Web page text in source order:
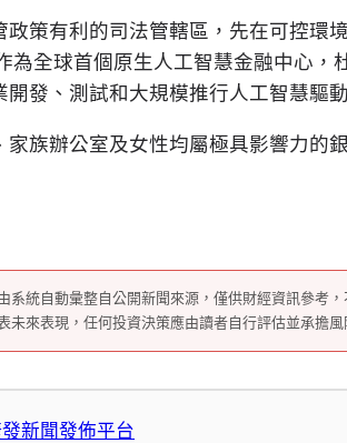
策有利的司法管轄區，先在可控環
為全球首個原生人工智慧金融中心
發、測試和大規模推行人工智慧驅
族辦公室及女性均屬極具影響力的
系統自動彙整自公開新聞來源，僅供財經資訊參考
未來表現，任何投資決策應由讀者自行評估並承擔
新聞發佈平台